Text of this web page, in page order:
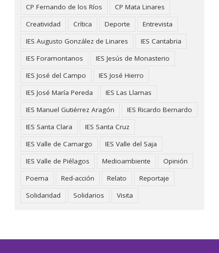
CP Fernando de los Ríos
CP Mata Linares
Creatividad
Crítica Deporte
Entrevista
IES Augusto González de Linares
IES Cantabria
IES Foramontanos
IES Jesús de Monasterio
IES José del Campo
IES José Hierro
IES José María Pereda
IES Las Llamas
IES Manuel Gutiérrez Aragón
IES Ricardo Bernardo
IES Santa Clara
IES Santa Cruz
IES Valle de Camargo
IES Valle del Saja
IES Valle de Piélagos
Medioambiente
Opinión
Poema
Red-acción Relato
Reportaje
Solidaridad
Solidarios Visita